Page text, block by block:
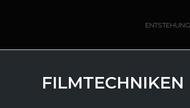
ENTSTEHUNG
FILMTECHNIKEN